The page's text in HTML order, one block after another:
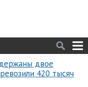
двое
420 тысяч